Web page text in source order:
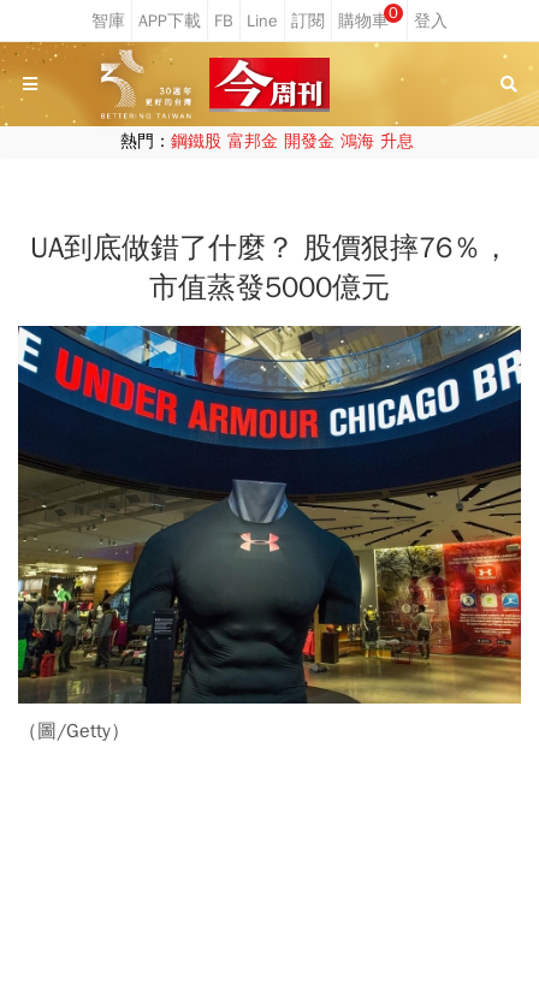
0
熱門： 鋼鐵股 富邦金 開發金 鴻海 升息
UA到底做錯了什麼？ 股價狠摔76％，
市值蒸發5000億元
（圖/Getty）